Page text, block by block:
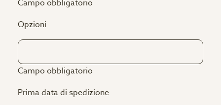
Campo obbligatorio
Opzioni
Campo obbligatorio
Prima data di spedizione